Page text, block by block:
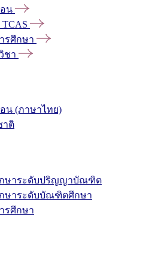
น
รศึกษา
ชา
น (ภาษาไทย)
าติ
กษาระดับปริญญาบัณฑิต
ษาระดับบัณฑิตศึกษา
รศึกษา